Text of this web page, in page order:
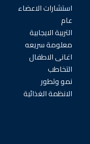
استشارات الاعضاء
عام
التربية الايجابية
معلومة سريعه
اغانى الاطفال
التخاطب
نمو وتطور
الانظمة الغذائية